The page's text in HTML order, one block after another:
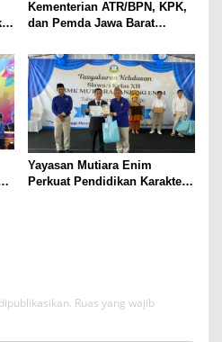
Kementerian ATR/BPN, KPK,
dan Pemda Jawa Barat
Upaya Pencegahan Korupsi
serta Penguatan Ekonomi
Daerah
Yayasan Mutiara Enim
Perkuat Pendidikan Karakter,
Ruas yang wajib